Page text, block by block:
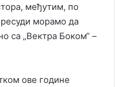
међутим, по
морамо да
са „Вектра Боком“ –
ове године